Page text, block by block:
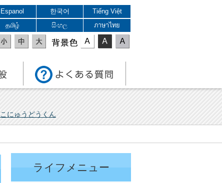
Espanol 한국어
Tiếng Việt
தமிழ் සිංහල ภาษาไทย
表示色
こにゅうどうくん
ライフメニュー